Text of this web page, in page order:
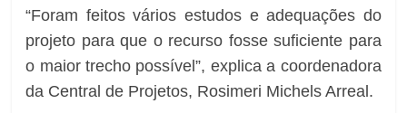
“Foram feitos vários estudos e adequações do
projeto para que o recurso fosse suficiente para
o maior trecho possível”, explica a coordenadora
da Central de Projetos, Rosimeri Michels Arreal.